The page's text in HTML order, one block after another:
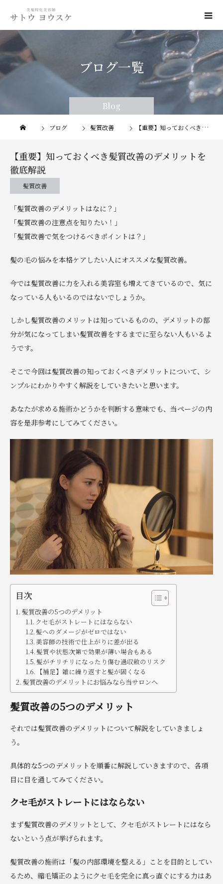
Blog
Blog
ブログ一覧
ブログ 髪質改善 【重要】知っておくべき髪質改善のデメリットを徹底解説
【重要】知っておくべき髪質改善のデメリットを
徹底解説
髪質改善
「髪質改善のデメリットはなに？」
「髪質改善の注意点を知りたい！」
「髪質改善で気をつけるべきポイントは？」
髪の毛の悩みを本格ケアしたい人にオススメな髪質改善。
今では髪質改善に力を入れる美容室も増えてきているので、気に
なっている人もいるのではないでしょうか。
しかし髪質改善のメリットは知っているものの、デメリットの部
分が気になってしまい髪質改善をするまでに至らない人もいるよ
うです。
そこで今回は髪質改善の知っておくべきデメリットについて、シ
ンプルにわかりやすく解説をしていきたいと思います。
あなたが求める施術かどうかを判断する意味でも、当ページの内
容を是非参考にしてみてください。
目次
髪質改善の5つのデメリット
クセ毛がストレートにはならない
髪へのダメージがゼロではない
美容師の技術で仕上がりに差が出る
髪質や状態次第で効果が薄い場合もある
髪がチリチリになったり傷む過収斂のリスク
【補足】雑に繰り返すと髪が固くなる
髪質改善のデメリットにお悩みなら当サロンへ
髪質改善の5つのデメリット
それでは髪質改善のデメリットについて解説をしていきましょ
う。
具体的な5つのデメリットを順番に解説していきますので、各項
目に目を通してみてください。
クセ毛がストレートにはならない
まず髪質改善のデメリットとして、クセ毛がストレートにはなら
ないという点が挙げられます。
髪質改善の施術は「髪の内部環境を整える」ことを目的としてい
るため、縮毛矯正のようにクセ毛を完全に真っ直ぐにする力はあ